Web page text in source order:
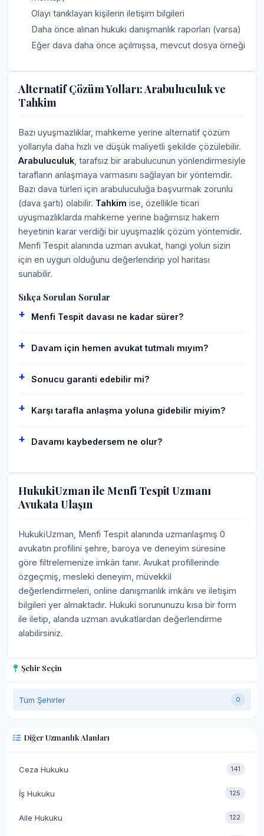
Şehir Seçin
Tüm Şehirler 0
Diğer Uzmanlık Alanları
Ceza Hukuku 141
İş Hukuku 125
Aile Hukuku 122
Olayı tanıklayan kişilerin iletişim bilgileri
Daha önce alınan hukuki danışmanlık raporları (varsa)
Eğer dava daha önce açılmışsa, mevcut dosya örneği
Alternatif Çözüm Yolları: Arabuluculuk ve
Tahkim
Bazı uyuşmazlıklar, mahkeme yerine alternatif çözüm
yollarıyla daha hızlı ve düşük maliyetli şekilde çözülebilir.
Arabuluculuk , tarafsız bir arabulucunun yönlendirmesiyle
tarafların anlaşmaya varmasını sağlayan bir yöntemdir.
Bazı dava türleri için arabuluculuğa başvurmak zorunlu
(dava şartı) olabilir. Tahkim ise, özellikle ticari
uyuşmazlıklarda mahkeme yerine bağımsız hakem
heyetinin karar verdiği bir uyuşmazlık çözüm yöntemidir.
Menfi Tespit alanında uzman avukat, hangi yolun sizin
için en uygun olduğunu değerlendirip yol haritası
sunabilir.
Sıkça Sorulan Sorular
Menfi Tespit davası ne kadar sürer?
Davam için hemen avukat tutmalı mıyım?
Sonucu garanti edebilir mi?
Karşı tarafla anlaşma yoluna gidebilir miyim?
Davamı kaybedersem ne olur?
HukukiUzman ile Menfi Tespit Uzmanı
Avukata Ulaşın
HukukiUzman, Menfi Tespit alanında uzmanlaşmış 0
avukatın profilini şehre, baroya ve deneyim süresine
göre filtrelemenize imkân tanır. Avukat profillerinde
özgeçmiş, mesleki deneyim, müvekkil
değerlendirmeleri, online danışmanlık imkânı ve iletişim
bilgileri yer almaktadır. Hukuki sorununuzu kısa bir form
ile iletip, alanda uzman avukatlardan değerlendirme
alabilirsiniz.